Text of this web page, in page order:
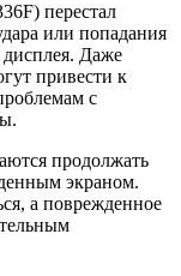
перестал
или попадания
дисплея. Даже
привести к
с
продолжать
экраном.
а поврежденное